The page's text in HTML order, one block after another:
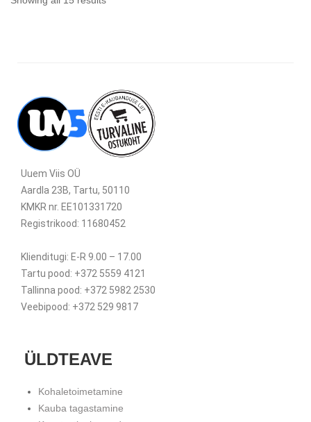
Uuem Viis OÜ
Aardla 23B, Tartu, 50110
KMKR nr. EE101331720
Registrikood: 11680452
Klienditugi: E-R 9.00 – 17.00
Tartu pood: +372 5559 4121
Tallinna pood: +372 5982 2530
Veebipood: +372 529 9817
ÜLDTEAVE
Kohaletoimetamine
Kauba tagastamine